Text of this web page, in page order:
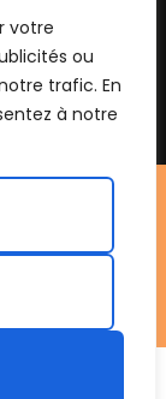
votre
ou
trafic. En
à notre